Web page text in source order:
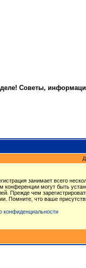
Советы,
занимает всего
конференции могут быть
Прежде чем
Помните, что ваше
конфиденциальности